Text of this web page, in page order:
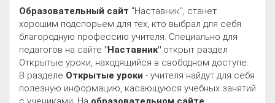
Образовательный сайт "Наставник", станет
хорошим подспорьем для тех, кто выбрал для себя
благородную профессию учителя. Специально для
педагогов на сайте "Наставник" открыт раздел
Открытые уроки, находящийся в свободном доступе.
В разделе Открытые уроки - учителя найдут для себя
полезную информацию, касающуюся учебных занятий